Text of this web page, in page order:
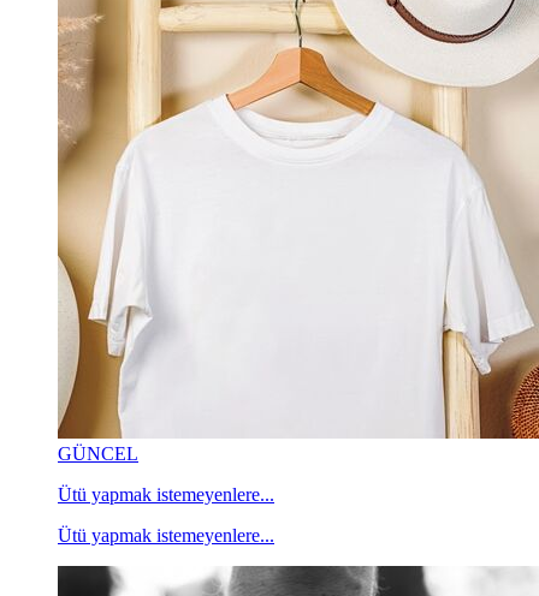
GÜNCEL
Ütü yapmak istemeyenlere...
Ütü yapmak istemeyenlere...